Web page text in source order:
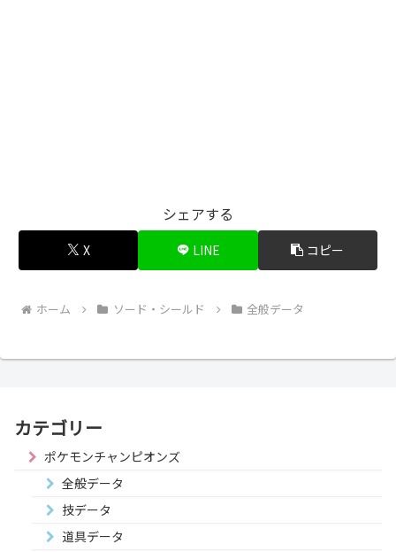
シェアする
X LINE コピー
ホーム ソード・シールド 全般データ
カテゴリー
ポケモンチャンピオンズ
全般データ
技データ
道具データ